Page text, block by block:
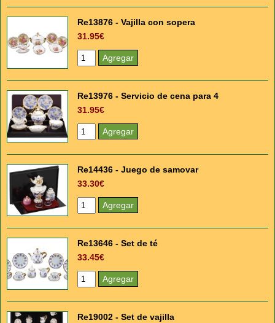
Re13876 - Vajilla con sopera
31.95€
Re13976 - Servicio de cena para 4
31.95€
Re14436 - Juego de samovar
33.30€
Re13646 - Set de té
33.45€
Re19002 - Set de vajilla